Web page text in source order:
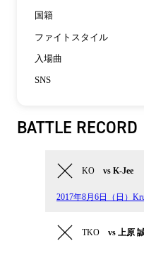
国籍
ファイトスタイル
入場曲
SNS
BATTLE RECORD
KO vs K-Jee
2017年8月6日（日）
TKO vs 上原